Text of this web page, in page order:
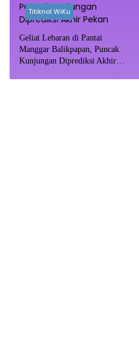
Titiknol WiKu
Geliat Lebaran di Pantai
Manggar Balikpapan, Puncak
Kunjungan Diprediksi Akhir